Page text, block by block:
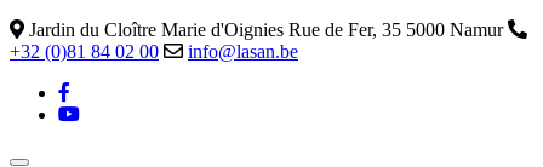
Jardin du Cloître Marie d'Oignies Rue de Fer, 35 5000 Namur
+32 (0)81 84 02 00
info@lasan.be